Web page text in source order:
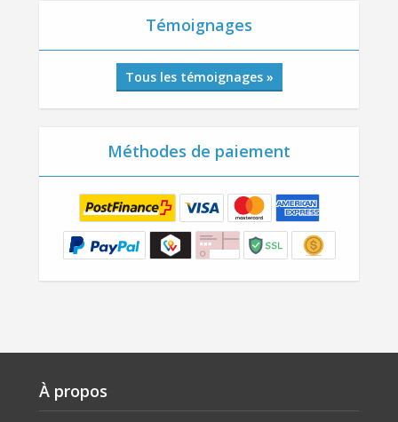
Témoignages
Tous les témoignages »
Méthodes de paiement
À propos